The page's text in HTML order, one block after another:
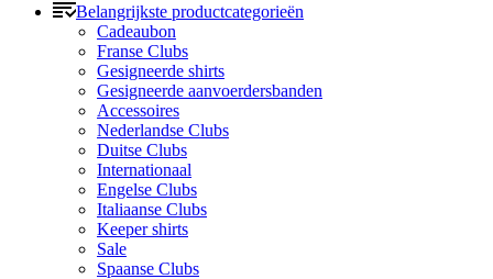
Belangrijkste productcategorieën
Cadeaubon
Franse Clubs
Gesigneerde shirts
Gesigneerde aanvoerdersbanden
Accessoires
Nederlandse Clubs
Duitse Clubs
Internationaal
Engelse Clubs
Italiaanse Clubs
Keeper shirts
Sale
Spaanse Clubs